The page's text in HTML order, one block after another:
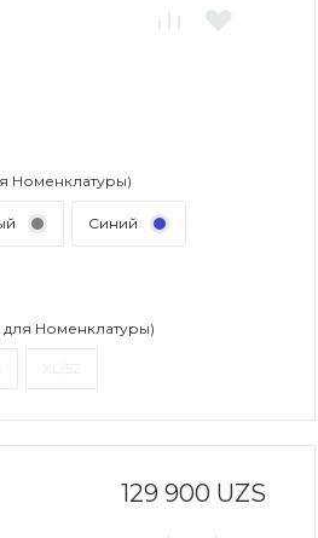
Номенклатуры)
Синий
Номенклатуры)
129 900 UZS